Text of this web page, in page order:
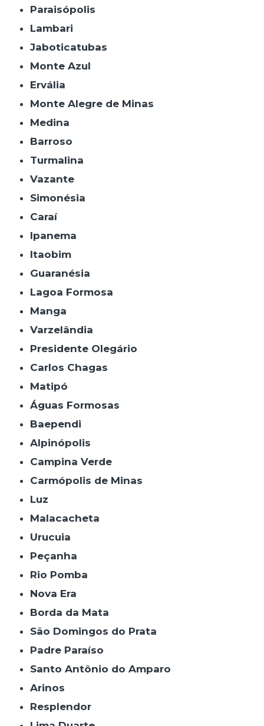
Paraisópolis
Lambari
Jaboticatubas
Monte Azul
Ervália
Monte Alegre de Minas
Medina
Barroso
Turmalina
Vazante
Simonésia
Caraí
Ipanema
Itaobim
Guaranésia
Lagoa Formosa
Manga
Varzelândia
Presidente Olegário
Carlos Chagas
Matipó
Águas Formosas
Baependi
Alpinópolis
Campina Verde
Carmópolis de Minas
Luz
Malacacheta
Urucuia
Peçanha
Rio Pomba
Nova Era
Borda da Mata
São Domingos do Prata
Padre Paraíso
Santo Antônio do Amparo
Arinos
Resplendor